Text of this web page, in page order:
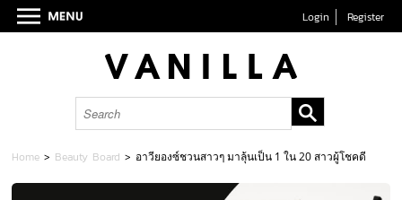
Login Register
Home > Beauty Board > อาวียองซ์ชวนสาวๆ มาลุ้นเป็น 1 ใน 20 สาวผู้โชคดี